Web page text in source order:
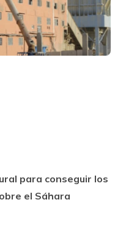
para conseguir los
el Sáhara